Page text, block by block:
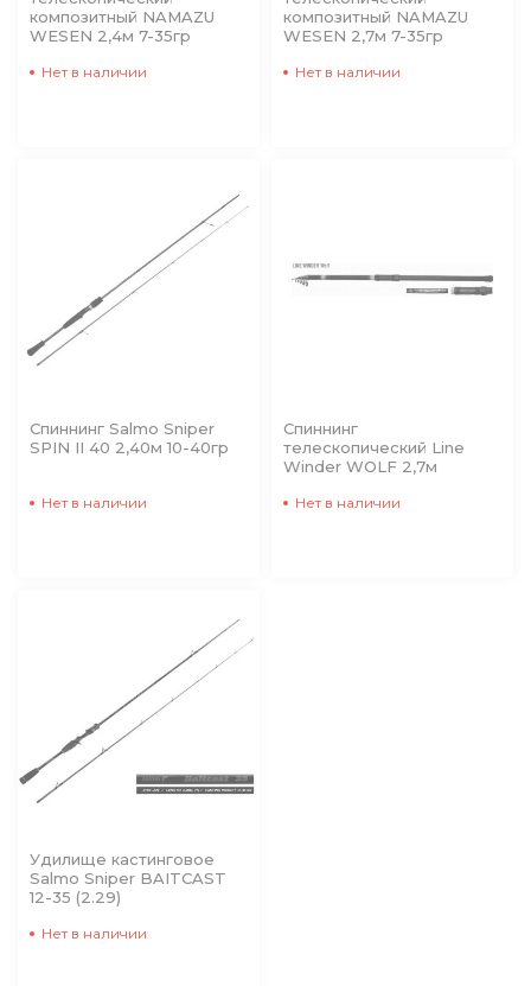
композитный NAMAZU
WESEN 2,4м 7-35гр
Нет в наличии
композитный NAMAZU
WESEN 2,7м 7-35гр
Нет в наличии
Спиннинг Salmo Sniper
SPIN II 40 2,40м 10-40гр
Нет в наличии
Спиннинг
телескопический Line
Winder WOLF 2,7м
Нет в наличии
Удилище кастинговое
Salmo Sniper BAITCAST
12-35 (2.29)
Нет в наличии